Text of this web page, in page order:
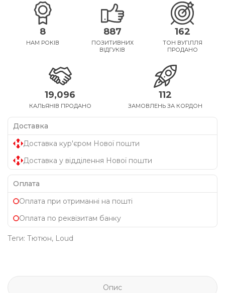
8
НАМ РОКІВ
887
ПОЗИТИВНИХ
ВІДГУКІВ
162
ТОН ВУГІЛЛЯ
ПРОДАНО
19,096
КАЛЬЯНІВ ПРОДАНО
112
ЗАМОВЛЕНЬ ЗА КОРДОН
Доставка
Доставка кур'єром Нової пошти
Доставка у відділення Нової пошти
Оплата
Оплата при отриманні на пошті
Оплата по реквізитам банку
Теги: Тютюн, Loud
Опис